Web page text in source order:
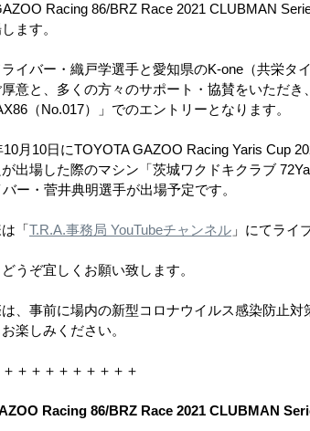
Racing 86/BRZ Race 2021 CLUBMAN
ます。
イバー・織戸学選手と愛知県のK-one（共栄タ
意と、多くの方々のサポート・協賛をいただき
（No.017）」でのエントリーとなります。
10月10日にTOYOTA GAZOO Racing Yaris Cup
出場した際のマシン「茨城ワクドキクラブ
ー・菅井典明選手が出場予定です。
「T.R.A.事務局 YouTubeチャンネル 」にてライ
うぞ宜しくお願い致します。
、事前に場内の新型コロナウイルス感染防止対
楽しみください。
＋＋＋＋＋＋＋＋＋
Racing 86/BRZ Race 2021 CLUBMAN